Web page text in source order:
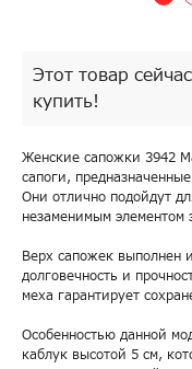
Этот товар
купить!
Женские сапожки 3942
сапоги,
Они отлично подойдут
незаменимым элементом
Верх сапожек выполнен
долговечность и
меха гарантирует
Особенностью данной
каблук высотой 5 см,